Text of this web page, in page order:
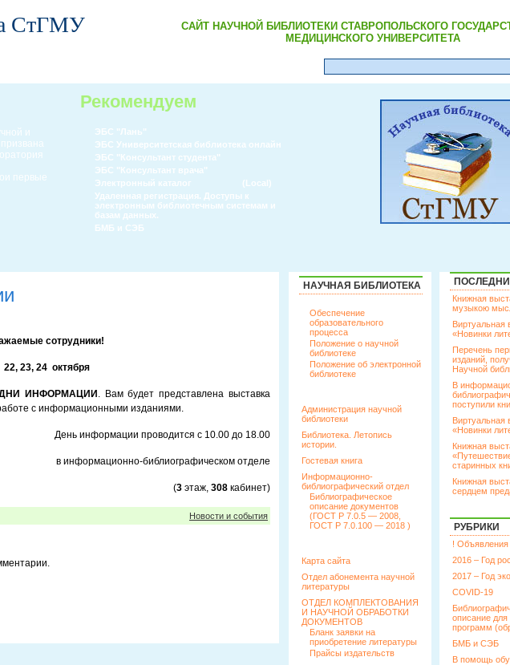
СтГМУ
САЙТ НАУЧНОЙ БИБЛИОТЕКИ СТАВРОПОЛЬСКОГО
МЕДИЦИНСКОГО УНИВЕРСИТЕТА
и
первые
Рекомендуем
ЭБС "Лань"
ЭБС Университетская библиотека онлайн
ЭБС "Консультант студента"
ЭБС "Консультант врача"
Электронный каталог
(Local)
Удаленная регистрация. Доступы к
электронным библиотечным системам и
базам данных.
БМБ и СЭБ
сотрудники!
22, 23, 24 октября
ИНФОРМАЦИИ . Вам будет представлена выставка
с информационными изданиями.
проводится с 10.00 до 18.00
библиографическом отделе
3 этаж, 308 кабинет)
Новости и события
НАУЧНАЯ БИБЛИОТЕКА
Обеспечение
образовательного
процесса
Положение о научной
библиотеке
Положение об электронной
библиотеке
Администрация научной
библиотеки
Библиотека. Летопись
истории.
Гостевая книга
Информационно-
библиографический отдел
Библиографическое
описание документов
(ГОСТ Р 7.0.5 — 2008,
ГОСТ Р 7.0.100 — 2018 )
Карта сайта
Отдел абонемента научной
литературы
ОТДЕЛ КОМПЛЕКТОВАНИЯ
И НАУЧНОЙ ОБРАБОТКИ
ДОКУМЕНТОВ
Бланк заявки на
приобретение литературы
Прайсы издательств
Книжная
музыкою
Виртуальная
«Новинки
Перечень
изданий,
Научной
В
поступили
Виртуальная
«Новинки
Книжная
старинных
Книжная
сердцем
РУБРИКИ
! Объявления
2016 – Год
2017 – Год
COVID-19
описание для
программ
БМБ и СЭБ
В помощь